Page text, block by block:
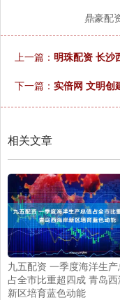
鼎豪配
上一篇： 明珠配资 长沙
下一篇： 实倍网 文明创
相关文章
九五配资 一季度海洋生产
占全市比重超四成 青岛
新区培育蓝色动能